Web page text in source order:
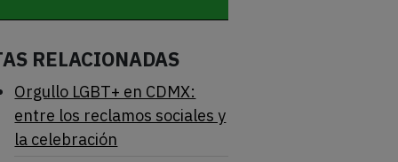
RELACIONADAS
Orgullo LGBT+ en CDMX:
entre los reclamos sociales y
la celebración